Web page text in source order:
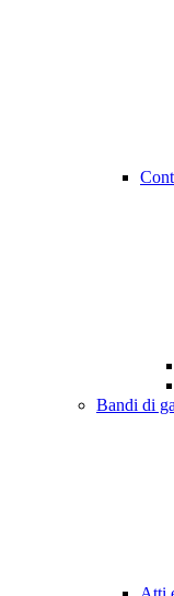
Bandi di